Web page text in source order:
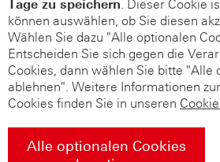
Tage zu speichern. Dieser Cookie
können auswählen, ob Sie diesen
Wählen Sie dazu "Alle optionalen
Entscheiden Sie sich gegen die
Cookies, dann wählen Sie bitte "Alle
ablehnen". Weitere Informationen
Cookies finden Sie in unseren
Alle optionalen Cookies